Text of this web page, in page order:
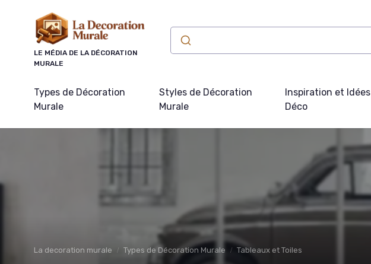
LE MÉDIA DE LA DÉCORATION
MURALE
Types de Décoration
Murale
Styles de Décoration
Murale
Inspiration et Idées
Déco
La decoration murale Types de Décoration Murale Tableaux et Toiles